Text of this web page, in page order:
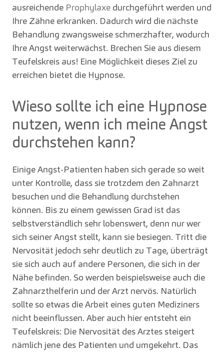
ausreichende Prophylaxe durchgeführt werden und
Ihre Zähne erkranken. Dadurch wird die nächste
Behandlung zwangsweise schmerzhafter, wodurch
Ihre Angst weiterwächst. Brechen Sie aus diesem
Teufelskreis aus! Eine Möglichkeit dieses Ziel zu
erreichen bietet die Hypnose.
Wieso sollte ich eine Hypnose
nutzen, wenn ich meine Angst
durchstehen kann?
Einige Angst-Patienten haben sich gerade so weit
unter Kontrolle, dass sie trotzdem den Zahnarzt
besuchen und die Behandlung durchstehen
können. Bis zu einem gewissen Grad ist das
selbstverständlich sehr lobenswert, denn nur wer
sich seiner Angst stellt, kann sie besiegen. Tritt die
Nervosität jedoch sehr deutlich zu Tage, überträgt
sie sich auch auf andere Personen, die sich in der
Nähe befinden. So werden beispielsweise auch die
Zahnarzthelferin und der Arzt nervös. Natürlich
sollte so etwas die Arbeit eines guten Mediziners
nicht beeinflussen. Aber auch hier entsteht ein
Teufelskreis: Die Nervosität des Arztes steigert
nämlich jene des Patienten und umgekehrt. Das